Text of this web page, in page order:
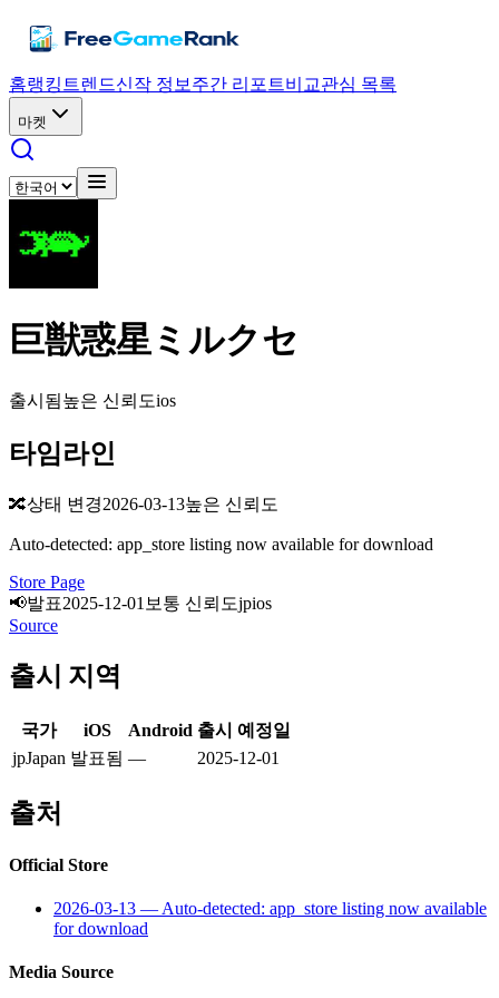
홈랭킹 트렌드신작 정보 주간 리포트비교관심 목록
마켓
巨獣惑星ミルクセ
출시됨높은 신뢰도ios
타임라인
🔀상태 변경2026-03-13높은 신뢰도
Auto-detected: app_store listing now available for download
Store Page
📢발표2025-12-01 보통 신뢰도jpios
Source
출시 지역
국가 iOS Android 출시 예정일
jpJapan 발표됨 — 2025-12-01
출처
Official Store
2026-03-13 — Auto-detected: app_store listing now available
for download
Media Source